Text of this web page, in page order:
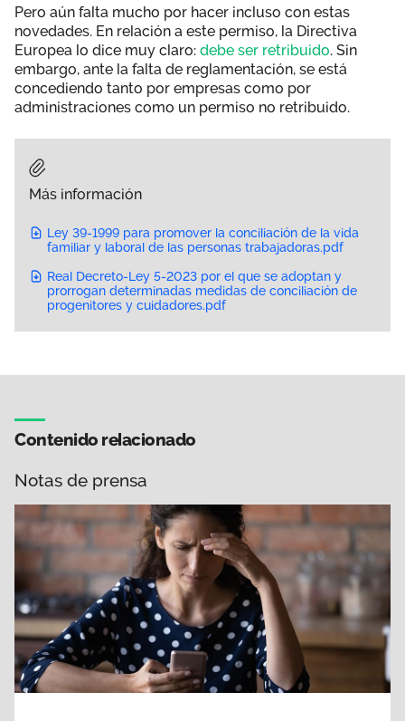
Pero aún falta mucho por hacer incluso con estas
novedades. En relación a este permiso, la Directiva
Europea lo dice muy claro: debe ser retribuido. Sin
embargo, ante la falta de reglamentación, se está
concediendo tanto por empresas como por
administraciones como un permiso no retribuido.
Más información
Ley 39-1999 para promover la conciliación de la vida
familiar y laboral de las personas trabajadoras.pdf
Real Decreto-Ley 5-2023 por el que se adoptan y
prorrogan determinadas medidas de conciliación de
progenitores y cuidadores.pdf
Contenido relacionado
Notas de prensa